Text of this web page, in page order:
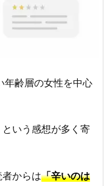
年齢層の女性を中心
いう感想が多く寄
からは「辛いのは